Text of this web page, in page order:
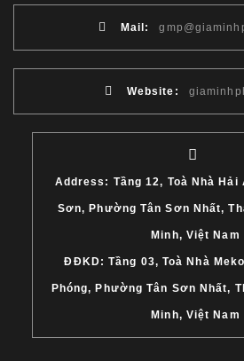
Mail:
Website:
Address: Tầng 12, Toà Nhà Hải
Sơn, Phường Tân Sơn Nhất,
Minh, Việt Nam
ĐĐKD: Tầng 03, Toà Nhà
Phóng, Phường Tân Sơn Nhất,
Minh, Việt Nam